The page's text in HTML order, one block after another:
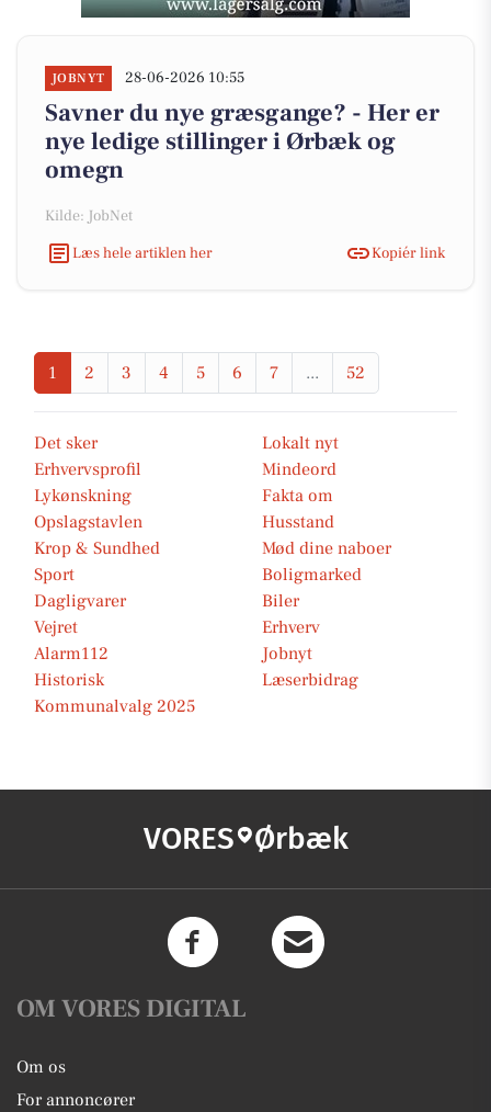
JOBNYT 28-06-2026 10:55
Savner du nye græsgange? - Her er
nye ledige stillinger i Ørbæk og
omegn
Kilde: JobNet
Læs hele artiklen her
Kopiér link
1 2 3 4 5 6 7 ... 52
Det sker
Lokalt nyt
Erhvervsprofil
Mindeord
Lykønskning
Fakta om
Opslagstavlen
Husstand
Krop & Sundhed
Mød dine naboer
Sport
Boligmarked
Dagligvarer
Biler
Vejret
Erhverv
Alarm112
Jobnyt
Historisk
Læserbidrag
Kommunalvalg 2025
VORES Ørbæk
OM VORES DIGITAL
Om os
For annoncører